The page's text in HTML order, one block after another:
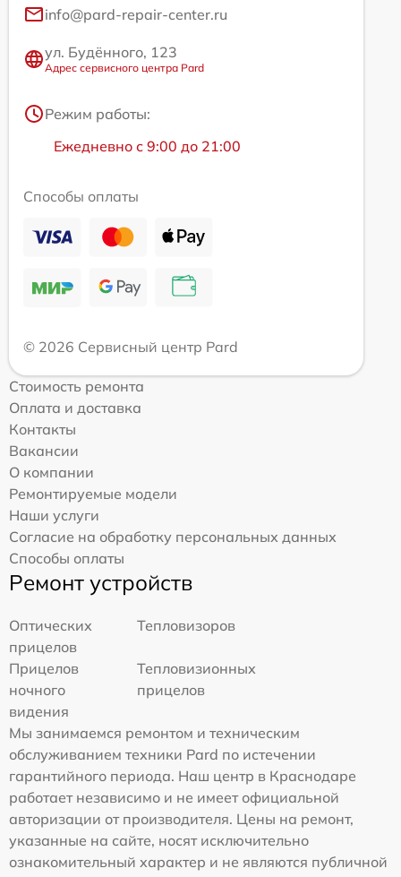
info@pard-repair-center.ru
ул. Будённого, 123
Адрес сервисного центра Pard
Режим работы:
Ежедневно с 9:00 до 21:00
Способы оплаты
© 2026 Сервисный центр Pard
Стоимость ремонта
Оплата и доставка
Контакты
Вакансии
О компании
Ремонтируемые модели
Наши услуги
Согласие на обработку персональных данных
Способы оплаты
Ремонт устройств
Оптических
прицелов
Тепловизоров
Прицелов
ночного
видения
Тепловизионных
прицелов
Мы занимаемся ремонтом и техническим
обслуживанием техники Pard по истечении
гарантийного периода. Наш центр в Краснодаре
работает независимо и не имеет официальной
авторизации от производителя. Цены на ремонт,
указанные на сайте, носят исключительно
ознакомительный характер и не являются публичной